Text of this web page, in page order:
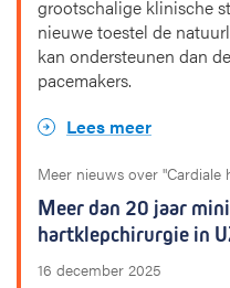
grootschalige klinische
nieuwe toestel de
kan ondersteunen dan
pacemakers.
Lees meer
Meer nieuws over "Cardiale
Meer dan 20 jaar
hartklepchirurgie in
16 december 2025